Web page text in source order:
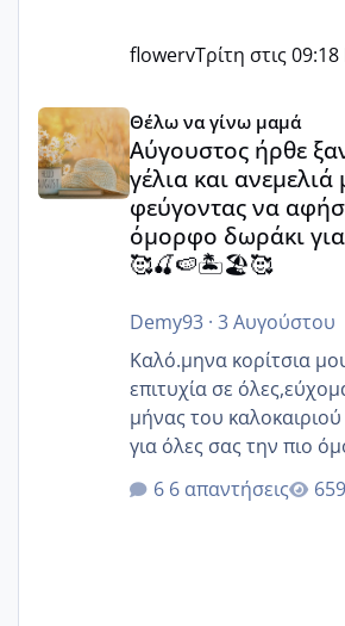
flowervΤρίτη στις 09:18
Αύγουστος ήρθε ξανά γεμάτος
Θέλω να γίνω μαμά
Αύγουστος ήρθε
γέλια και ανεμελιά
φεύγοντας να
όμορφο δωράκι
🥰🍒🍉🏝️🏖️🥰
Demy93· 3 Αυγούστου
Καλό.μηνα κορίτσια
επιτυχία σε
μήνας του
για όλες σας την πιο
@Elk @Melikara86
@Zenia z @melitiniღ
6 απαντήσεις